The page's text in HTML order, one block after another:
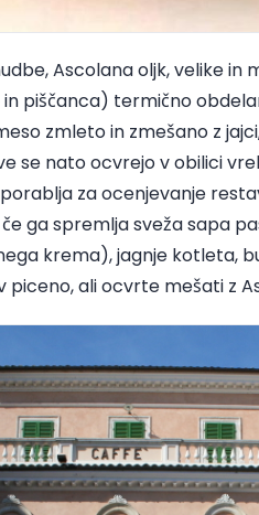
Ascolana oljk, velike
piščanca) termično
zmleto in zmešano z
se nato ocvrejo v obilici
za ocenjevanje
ga spremlja sveža sapa
krema), jagnje kotleta,
piceno, ali ocvrte mešati z